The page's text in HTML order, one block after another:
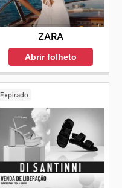
ZARA
Abrir folheto
Expirado